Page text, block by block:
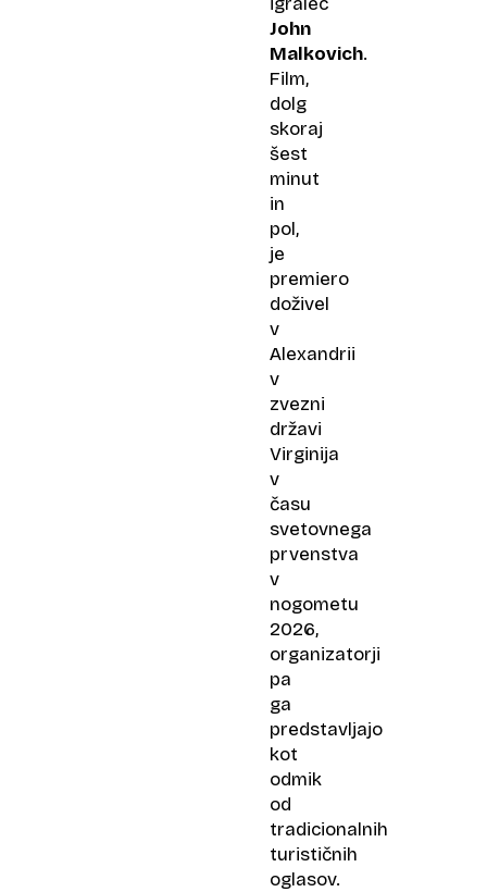
John
Malkovich.
Film,
dolg
skoraj
šest
minut
in
pol,
je
premiero
doživel
v
Alexandrii
v
zvezni
državi
Virginija
v
času
svetovnega
prvenstva
v
nogometu
2026,
organizatorji
pa
ga
predstavljajo
kot
odmik
od
tradicionalnih
turističnih
oglasov.